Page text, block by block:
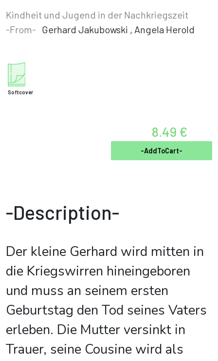
Kindheit und Jugend in der Nachkriegszeit
-From- Gerhard Jakubowski , Angela Herold
Softcover
8.49 €
-AddToCart-
-Description-
Der kleine Gerhard wird mitten in
die Kriegswirren hineingeboren
und muss an seinem ersten
Geburtstag den Tod seines Vaters
erleben. Die Mutter versinkt in
Trauer, seine Cousine wird als